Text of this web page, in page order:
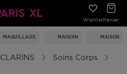
WishlistPanier
MAQUILLAGE MAISOIN MAISON
CLARINS
Soins Corps